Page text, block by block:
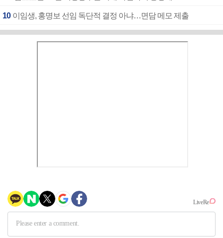
10 이임생, 홍명보 선임 독단적 결정 아냐…면담 메모 제출